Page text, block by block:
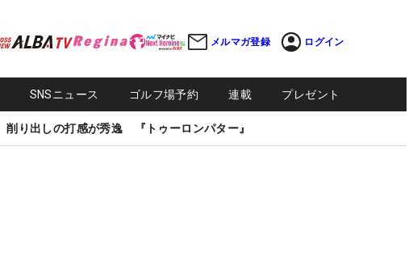
メルマガ登録 ログイン
SNSニュース ゴルフ場予約 連載 プレゼント
削り出しの打感が秀逸 『トゥーロンパター』